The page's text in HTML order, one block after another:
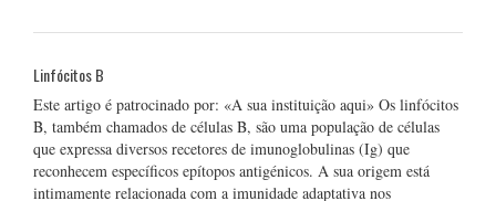
Linfócitos B
Este artigo é patrocinado por: «A sua instituição aqui» Os linfócitos
B, também chamados de células B, são uma população de células
que expressa diversos recetores de imunoglobulinas (Ig) que
reconhecem específicos epítopos antigénicos. A sua origem está
intimamente relacionada com a imunidade adaptativa nos